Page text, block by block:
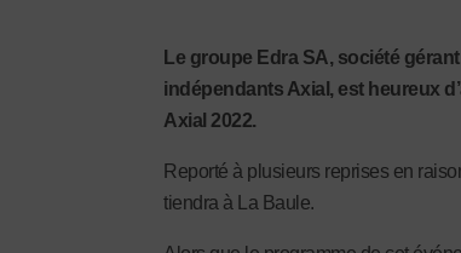
Le groupe Edra SA, société
indépendants Axial, est heureux
Axial 2022.
Reporté à plusieurs reprises en
tiendra à La Baule.